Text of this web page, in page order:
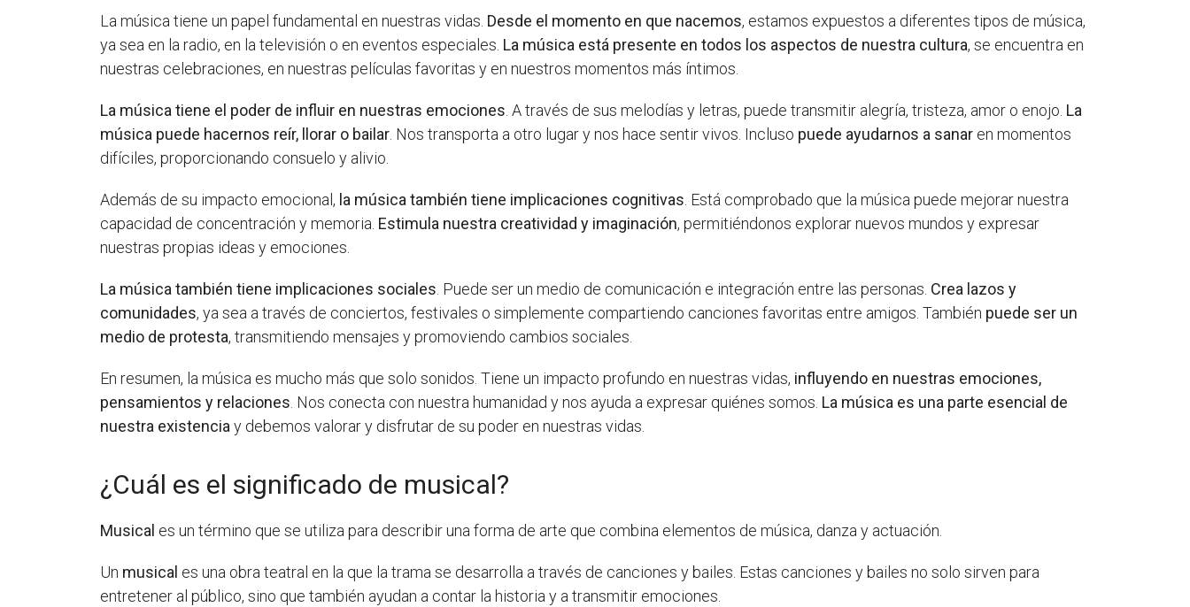
La música tiene un papel fundamental en nuestras vidas. Desde el momento en que nacemos, estamos expuestos a diferentes tipos de música,
ya sea en la radio, en la televisión o en eventos especiales. La música está presente en todos los aspectos de nuestra cultura, se encuentra en
nuestras celebraciones, en nuestras películas favoritas y en nuestros momentos más íntimos.
La música tiene el poder de influir en nuestras emociones. A través de sus melodías y letras, puede transmitir alegría, tristeza, amor o enojo. La
música puede hacernos reír, llorar o bailar. Nos transporta a otro lugar y nos hace sentir vivos. Incluso puede ayudarnos a sanar en momentos
difíciles, proporcionando consuelo y alivio.
Además de su impacto emocional, la música también tiene implicaciones cognitivas. Está comprobado que la música puede mejorar nuestra
capacidad de concentración y memoria. Estimula nuestra creatividad y imaginación, permitiéndonos explorar nuevos mundos y expresar
nuestras propias ideas y emociones.
La música también tiene implicaciones sociales. Puede ser un medio de comunicación e integración entre las personas. Crea lazos y
comunidades, ya sea a través de conciertos, festivales o simplemente compartiendo canciones favoritas entre amigos. También puede ser un
medio de protesta, transmitiendo mensajes y promoviendo cambios sociales.
En resumen, la música es mucho más que solo sonidos. Tiene un impacto profundo en nuestras vidas, influyendo en nuestras emociones,
pensamientos y relaciones. Nos conecta con nuestra humanidad y nos ayuda a expresar quiénes somos. La música es una parte esencial de
nuestra existenciay debemos valorar y disfrutar de su poder en nuestras vidas.
¿Cuál es el significado de musical?
Musical es un término que se utiliza para describir una forma de arte que combina elementos de música, danza y actuación.
Un musical es una obra teatral en la que la trama se desarrolla a través de canciones y bailes. Estas canciones y bailes no solo sirven para
entretener al público, sino que también ayudan a contar la historia y a transmitir emociones.